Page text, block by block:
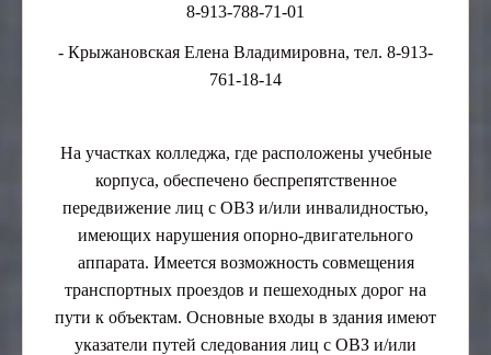
8-913-788-71-01
- Крыжановская Елена Владимировна, тел. 8-913-
761-18-14
На участках колледжа, где расположены учебные
корпуса, обеспечено беспрепятственное
передвижение лиц с ОВЗ и/или инвалидностью,
имеющих нарушения опорно-двигательного
аппарата. Имеется возможность совмещения
транспортных проездов и пешеходных дорог на
пути к объектам. Основные входы в здания имеют
указатели путей следования лиц с ОВЗ и/или